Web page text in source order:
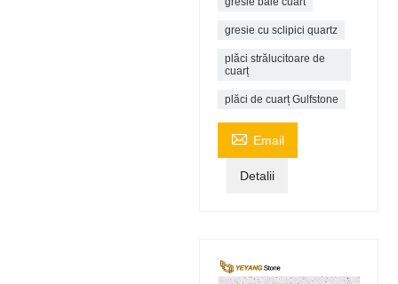
gresie cu sclipici quartz
plăci strălucitoare de
cuarț
plăci de cuarț Gulfstone
 Email
Detalii